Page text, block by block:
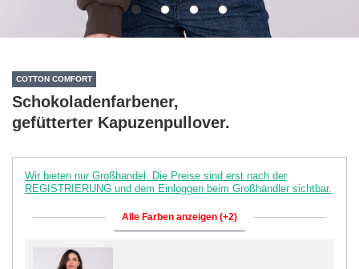
COTTON COMFORT
Schokoladenfarbener,
gefütterter Kapuzenpullover.
Wir bieten nur Großhandel. Die Preise sind erst nach der
REGISTRIERUNG und dem Einloggen beim Großhändler sichtbar.
Alle Farben anzeigen (+2)